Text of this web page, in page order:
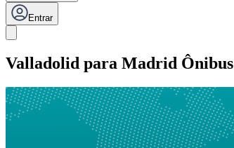
Entrar
Valladolid para Madrid Ônibus